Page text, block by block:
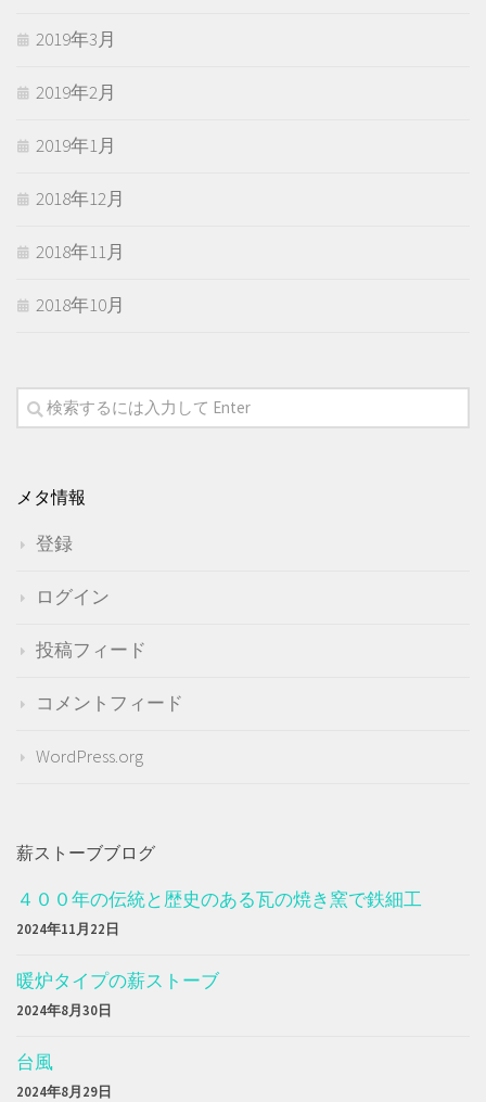
2019年3月
2019年2月
2019年1月
2018年12月
2018年11月
2018年10月
メタ情報
登録
ログイン
投稿フィード
コメントフィード
WordPress.org
薪ストーブブログ
４００年の伝統と歴史のある瓦の焼き窯で鉄細工
2024年11月22日
暖炉タイプの薪ストーブ
2024年8月30日
台風
2024年8月29日